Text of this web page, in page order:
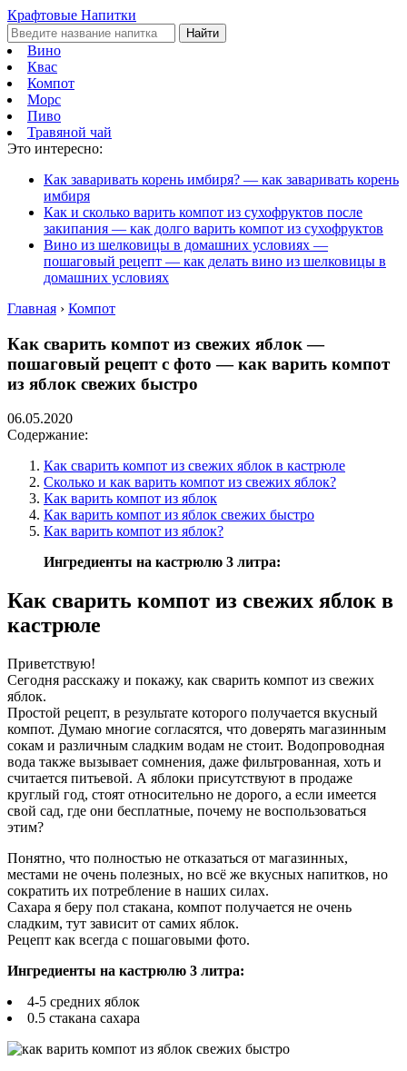
Крафтовые Напитки
Найти
Вино
Квас
Компот
Морс
Пиво
Травяной чай
Это интересно:
Как заваривать корень имбиря? — как заваривать корень
имбиря
Как и сколько варить компот из сухофруктов после
закипания — как долго варить компот из сухофруктов
Вино из шелковицы в домашних условиях —
пошаговый рецепт — как делать вино из шелковицы в
домашних условиях
Главная › Компот
Как сварить компот из свежих яблок —
пошаговый рецепт с фото — как варить компот
из яблок свежих быстро
06.05.2020
Содержание:
Как сварить компот из свежих яблок в кастрюле
Сколько и как варить компот из свежих яблок?
Как варить компот из яблок
Как варить компот из яблок свежих быстро
Как варить компот из яблок?
Ингредиенты на кастрюлю 3 литра:
Как сварить компот из свежих яблок в
кастрюле
Приветствую!
Сегодня расскажу и покажу, как сварить компот из свежих
яблок.
Простой рецепт, в результате которого получается вкусный
компот. Думаю многие согласятся, что доверять магазинным
сокам и различным сладким водам не стоит. Водопроводная
вода также вызывает сомнения, даже фильтрованная, хоть и
считается питьевой. А яблоки присутствуют в продаже
круглый год, стоят относительно не дорого, а если имеется
свой сад, где они бесплатные, почему не воспользоваться
этим?
Понятно, что полностью не отказаться от магазинных,
местами не очень полезных, но всё же вкусных напитков, но
сократить их потребление в наших силах.
Сахара я беру пол стакана, компот получается не очень
сладким, тут зависит от самих яблок.
Рецепт как всегда с пошаговыми фото.
Ингредиенты на кастрюлю 3 литра:
4-5 средних яблок
0.5 стакана сахара